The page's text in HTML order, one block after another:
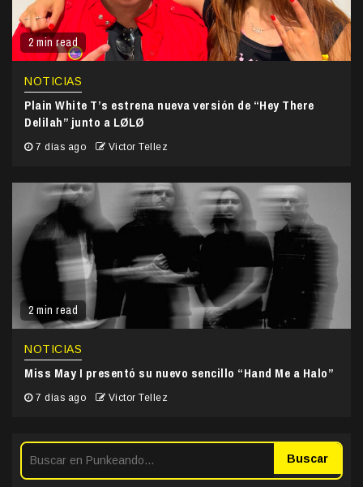
2 min read
NOTICIAS
Plain White T’s estrena nueva versión de “Hey There
Delilah” junto a LØLØ
7 días ago Victor Tellez
2 min read
NOTICIAS
Miss May I presentó su nuevo sencillo “Hand Me a Halo”
7 días ago Victor Tellez
Buscar